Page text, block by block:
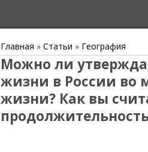
Главная » Статьи » География
Можно ли
жизни в России во
жизни? Как вы